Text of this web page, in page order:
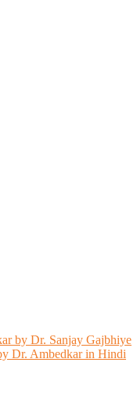
by Dr. Sanjay Gajbhiye
Dr. Ambedkar in Hindi